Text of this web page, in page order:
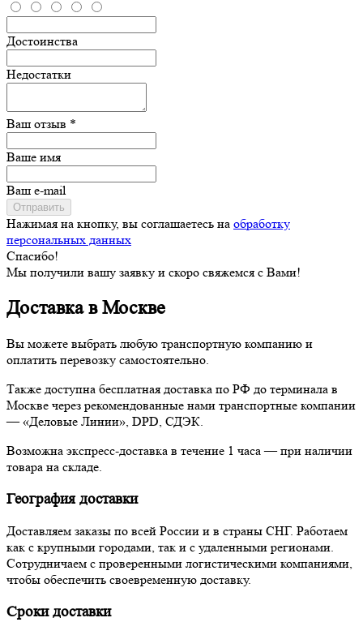
Достоинства
Недостатки
Ваш отзыв *
Ваше имя
Ваш e-mail
Отправить
Нажимая на кнопку, вы соглашаетесь на обработку
персональных данных
Спасибо!
Мы получили вашу заявку и скоро свяжемся с Вами!
Доставка в Москве
Вы можете выбрать любую транспортную компанию и
оплатить перевозку самостоятельно.
Также доступна бесплатная доставка по РФ до терминала в
Москве через рекомендованные нами транспортные компании
— «Деловые Линии», DPD, СДЭК.
Возможна экспресс-доставка в течение 1 часа — при наличии
товара на складе.
География доставки
Доставляем заказы по всей России и в страны СНГ. Работаем
как с крупными городами, так и с удаленными регионами.
Сотрудничаем с проверенными логистическими компаниями,
чтобы обеспечить своевременную доставку.
Сроки доставки